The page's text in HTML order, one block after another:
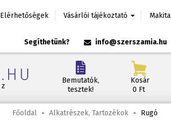
Elérhetőségek Vásárlói tájékoztató
Makita
Segíthetünk? info@szerszamia.hu
Bemutatók,
tesztek!
Kosár
0 Ft
Főoldal - Alkatrészek, Tartozékok - Rugó